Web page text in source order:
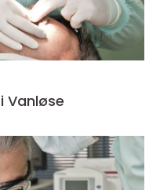
Vanløse